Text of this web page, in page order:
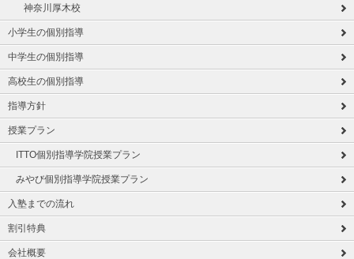
神奈川厚木校
小学生の個別指導
中学生の個別指導
高校生の個別指導
指導方針
授業プラン
ITTO個別指導学院授業プラン
みやび個別指導学院授業プラン
入塾までの流れ
割引特典
会社概要